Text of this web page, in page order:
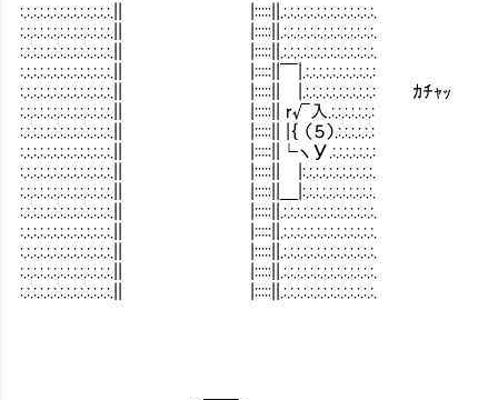
:.:.:.:.:.:.:.:.:.:.:.:.:.:.|| |:::::||.:.:.:.:.:.:.:.:.:.:.:.:.:.:.
:.:.:.:.:.:.:.:.:.:.:.:.:.:.|| |:::::||.:.:.:.:.:.:.:.:.:.:.:.:.:.:.
:.:.:.:.:.:.:.:.:.:.:.:.:.:.|| |:::::||.:.:.:.:.:.:.:.:.:.:.:.:.:.:.
:.:.:.:.:.:.:.:.:.:.:.:.:.:.|| |:::::||￣|.:.:.:.:.:.:.:.:.:.:.:
:.:.:.:.:.:.:.:.:.:.:.:.:.:.|| |:::::|| |.:.:.:.:.:.:.:.:.:.:.: ｶﾁｬｯ
:.:.:.:.:.:.:.:.:.:.:.:.:.:.|| |:::::|| r√入.:.:.:.:.:.:.:
:.:.:.:.:.:.:.:.:.:.:.:.:.:.|| |:::::|| |｛ （５）.:.:.:.:.:.:
:.:.:.:.:.:.:.:.:.:.:.:.:.:.|| |:::::||└ヽУ.:.:.:.:.:.:.:
:.:.:.:.:.:.:.:.:.:.:.:.:.:.|| |:::::|| |:.:.:.:.:.:.:.:.:.:.:.
:.:.:.:.:.:.:.:.:.:.:.:.:.:.|| |:::::||＿|:.:.:.:.:.:.:.:.:.:.:.
:.:.:.:.:.:.:.:.:.:.:.:.:.:.|| |:::::||.:.:.:.:.:.:.:.:.:.:.:.:.:.:.
:.:.:.:.:.:.:.:.:.:.:.:.:.:.|| |:::::||.:.:.:.:.:.:.:.:.:.:.:.:.:.:.
:.:.:.:.:.:.:.:.:.:.:.:.:.:.|| |:::::||.:.:.:.:.:.:.:.:.:.:.:.:.:.:.
:.:.:.:.:.:.:.:.:.:.:.:.:.:.|| |:::::||.:.:.:.:.:.:.:.:.:.:.:.:.:.:.
:.:.:.:.:.:.:.:.:.:.:.:.:.:.|| |:::::||.:.:.:.:.:.:.:.:.:.:.:.:.:.:.